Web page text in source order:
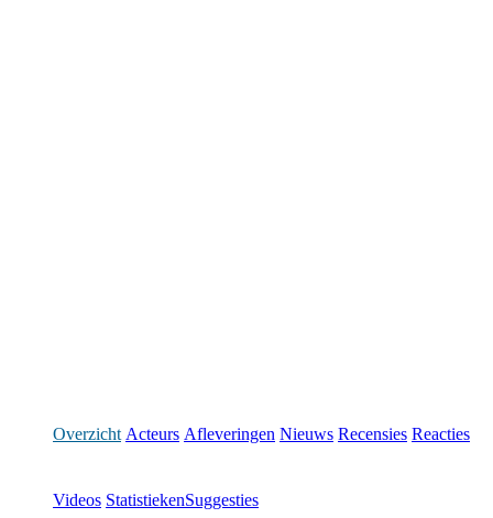
Overzicht Acteurs Afleveringen Nieuws Recensies Reacties
Videos StatistiekenSuggesties